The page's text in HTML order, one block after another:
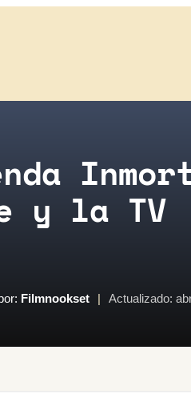
y la TV
Filmnookset | Actualizado: